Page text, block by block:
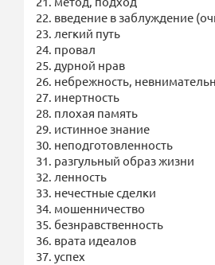
22. введение в заблуждение
23. легкий путь
24. провал
25. дурной нрав
26. небрежность,
27. инертность
28. плохая память
29. истинное знание
30. неподготовленность
31. разгульный образ жизни
32. ленность
33. нечестные сделки
34. мошенничество
35. безнравственность
36. врата идеалов
37. успех